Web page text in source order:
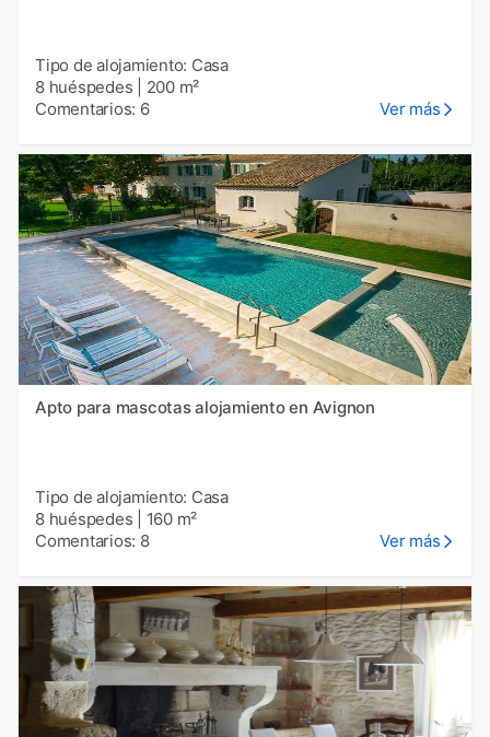
Tipo de alojamiento: Casa
8 huéspedes
200 m²
Comentarios: 6
Ver más
Apto para mascotas alojamiento en Avignon
Tipo de alojamiento: Casa
8 huéspedes
160 m²
Comentarios: 8
Ver más